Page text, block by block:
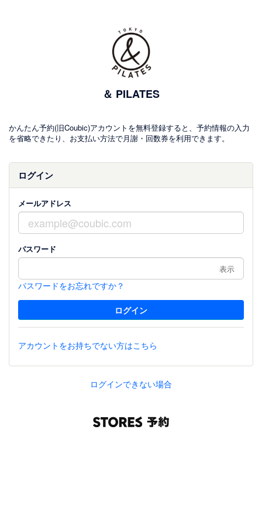
＆ PILATES
かんたん予約(旧Coubic)アカウントを無料登録すると、予約情報の入力
を省略できたり、お支払い方法で月謝・回数券を利用できます。
ログイン
メールアドレス
パスワード
表示
パスワードをお忘れですか？
アカウントをお持ちでない方はこちら
ログインできない場合